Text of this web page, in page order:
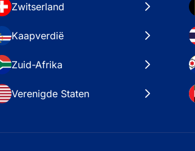
Zwitserland
Kaapverdië
Zuid-Afrika
Verenigde Staten